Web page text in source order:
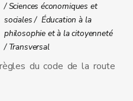
/ Sciences économiques et
sociales / Éducation à la
philosophie et à la citoyenneté
/ Transversal
du code de la route